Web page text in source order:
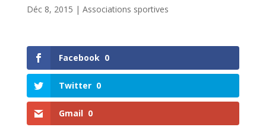
Déc 8, 2015 | Associations sportives
Facebook 0
Twitter 0
Gmail 0